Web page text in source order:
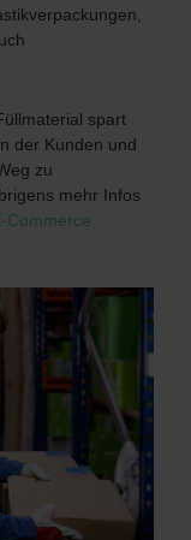
spart
der Kunden und
zu
mehr Infos
Commerce